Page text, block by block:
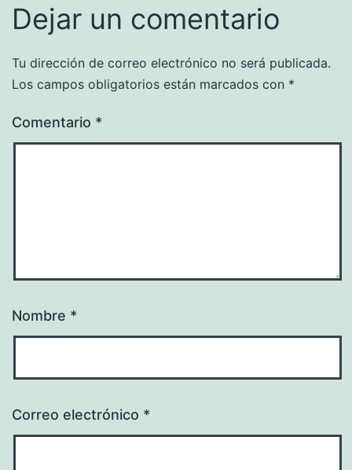
Dejar un comentario
Tu dirección de correo electrónico no será publicada.
Los campos obligatorios están marcados con *
Comentario *
Nombre *
Correo electrónico *